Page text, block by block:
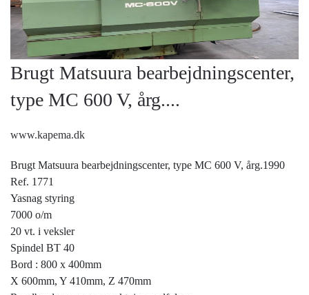
Brugt Matsuura bearbejdningscenter,
type MC 600 V, årg....
www.kapema.dk
Brugt Matsuura bearbejdningscenter, type MC 600 V, årg.1990
Ref. 1771
Yasnag styring
7000 o/m
20 vt. i veksler
Spindel BT 40
Bord : 800 x 400mm
X 600mm, Y 410mm, Z 470mm